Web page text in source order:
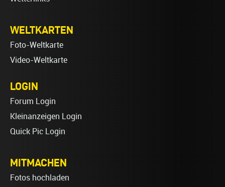
WELTKARTEN
Foto-Weltkarte
Video-Weltkarte
LOGIN
Forum Login
Kleinanzeigen Login
Quick Pic Login
MITMACHEN
Fotos hochladen